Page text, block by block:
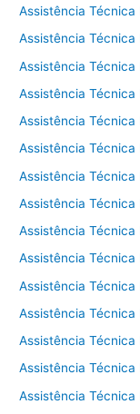
Assistência Técnica
Assistência Técnica
Assistência Técnica
Assistência Técnica
Assistência Técnica
Assistência
Assistência Técnica
Assistência Técnica
Assistência Técnica
Assistência Técnica
Assistência Técnica
Assistência Técnica
Assistência Técnica
Assistência Técnica
Assistência Técnica